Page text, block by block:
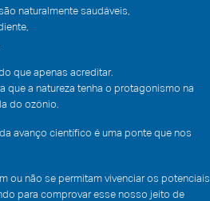
naturalmente saudáveis,
que apenas acreditar.
que a natureza tenha o protagonismo na
do ozônio.
avanço científico é uma ponte que nos
ou não se permitam vivenciar os potenciais
para comprovar esse nosso jeito de